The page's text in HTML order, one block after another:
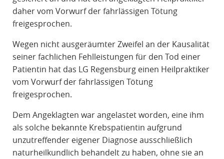
daher vom Vorwurf der fahrlässigen Tötung
freigesprochen.
Wegen nicht ausgeräumter Zweifel an der Kausalität
seiner fachlichen Fehlleistungen für den Tod einer
Patientin hat das LG Regensburg einen Heilpraktiker
vom Vorwurf der fahrlässigen Tötung
freigesprochen.
Dem Angeklagten war angelastet worden, eine ihm
als solche bekannte Krebspatientin aufgrund
unzutreffender eigener Diagnose ausschließlich
naturheilkundlich behandelt zu haben, ohne sie an